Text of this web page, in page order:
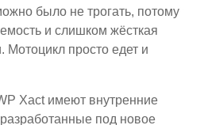
было не трогать, потому
и слишком жёсткая
Мотоцикл просто едет и
Xact имеют внутренние
под новое